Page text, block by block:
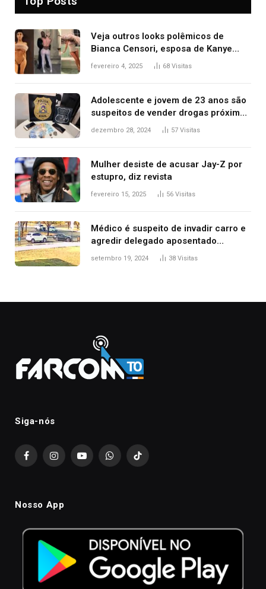
Veja outros looks polêmicos de
Bianca Censori, esposa de Kanye
West que apareceu nua no Grammy
fevereiro 4, 2025 68 Visitas
Adolescente e jovem de 23 anos são
suspeitos de vender drogas próximo
de delegacia e escola, diz polícia
dezembro 28, 2024 57 Visitas
Mulher desiste de acusar Jay-Z por
estupro, diz revista
fevereiro 15, 2025 56 Visitas
Médico é suspeito de invadir carro e
agredir delegado aposentado
durante confusão no trânsito
setembro 19, 2024 38 Visitas
Siga-nós
FacebookInstagramYouTubeWhatsAppTikTok
Nosso App